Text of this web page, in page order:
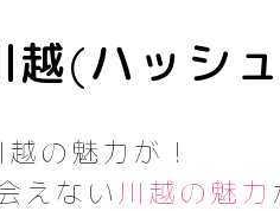
(ハッシ
の魅力が！
えない 川越の魅力